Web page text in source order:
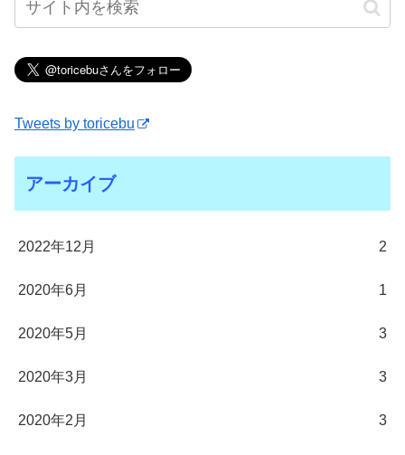
Tweets by toricebu
アーカイブ
2022年12月 2
2020年6月 1
2020年5月 3
2020年3月 3
2020年2月 3